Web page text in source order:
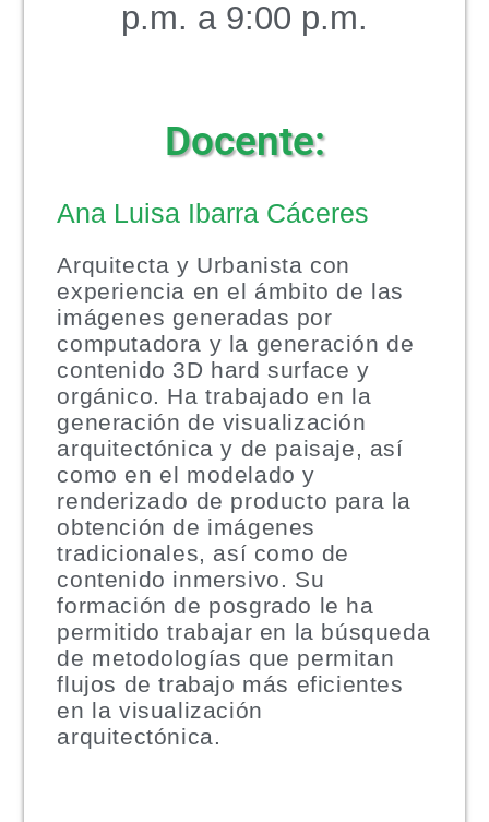
p.m. a 9:00 p.m.
Docente:
Ana Luisa Ibarra Cáceres
Arquitecta y Urbanista con
experiencia en el ámbito de las
imágenes generadas por
computadora y la generación de
contenido 3D hard surface y
orgánico. Ha trabajado en la
generación de visualización
arquitectónica y de paisaje, así
como en el modelado y
renderizado de producto para la
obtención de imágenes
tradicionales, así como de
contenido inmersivo. Su
formación de posgrado le ha
permitido trabajar en la búsqueda
de metodologías que permitan
flujos de trabajo más eficientes
en la visualización
arquitectónica.